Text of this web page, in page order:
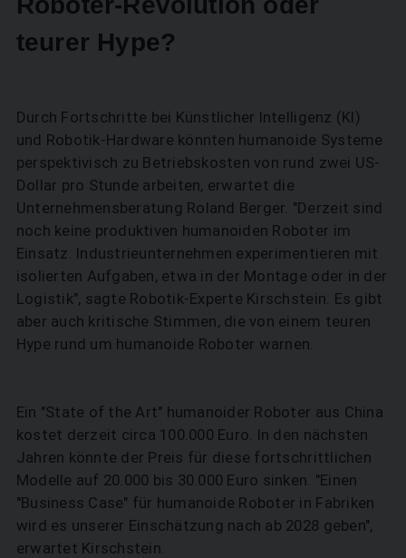
teurer Hype?
Durch Fortschritte bei Künstlicher Intelligenz (KI)
und Robotik-Hardware könnten humanoide Systeme
perspektivisch zu Betriebskosten von rund zwei US-
Dollar pro Stunde arbeiten, erwartet die
Unternehmensberatung Roland Berger. "Derzeit sind
noch keine produktiven humanoiden Roboter im
Einsatz. Industrieunternehmen experimentieren mit
isolierten Aufgaben, etwa in der Montage oder in der
Logistik", sagte Robotik-Experte Kirschstein. Es gibt
aber auch kritische Stimmen, die von einem teuren
Hype rund um humanoide Roboter warnen.
Ein "State of the Art" humanoider Roboter aus China
kostet derzeit circa 100.000 Euro. In den nächsten
Jahren könnte der Preis für diese fortschrittlichen
Modelle auf 20.000 bis 30.000 Euro sinken. "Einen
"Business Case" für humanoide Roboter in Fabriken
wird es unserer Einschätzung nach ab 2028 geben",
erwartet Kirschstein.
SUCHEN